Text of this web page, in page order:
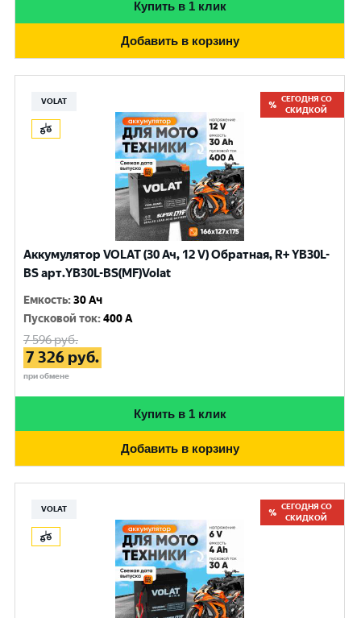
Купить в 1 клик
Добавить в корзину
VOLAT
СЕГОДНЯ СО
СКИДКОЙ
Аккумулятор VOLAT (30 Ач, 12 V) Обратная, R+ YB30L-
BS арт.YB30L-BS(MF)Volat
Емкость:30 Ач
Пусковой ток:400 A
7 596руб.
7 326 руб.
при обмене
Купить в 1 клик
Добавить в корзину
VOLAT
СЕГОДНЯ СО
СКИДКОЙ